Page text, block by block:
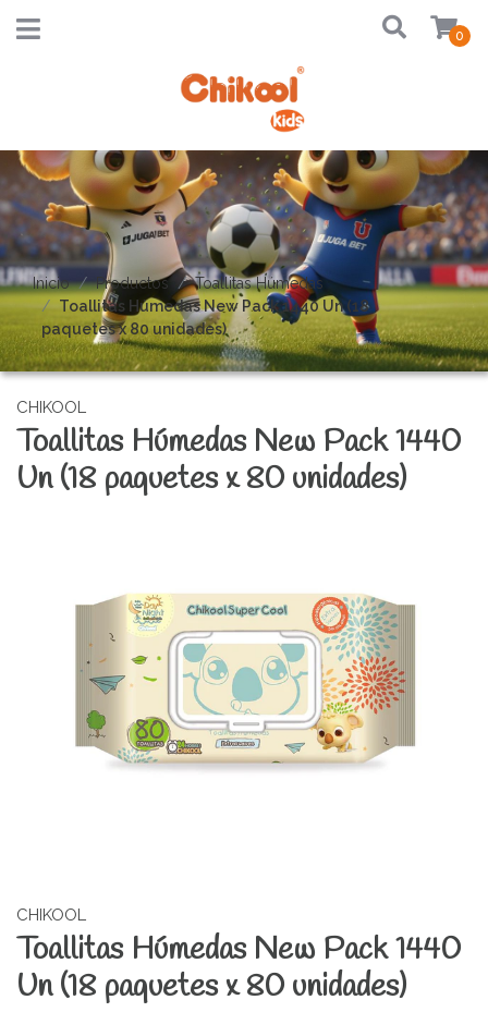
0
Inicio Productos
Toallitas Húmedas
Toallitas Húmedas New Pack 1440 Un (18
paquetes x 80 unidades)
CHIKOOL
Toallitas Húmedas New Pack 1440
Un (18 paquetes x 80 unidades)
CHIKOOL
Toallitas Húmedas New Pack 1440
Un (18 paquetes x 80 unidades)